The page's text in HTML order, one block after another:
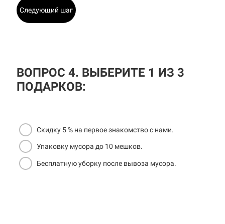
Следующий шаг
ВОПРОС 4. ВЫБЕРИТЕ 1 ИЗ 3
ПОДАРКОВ:
Скидку 5 % на первое знакомство с нами.
Упаковку мусора до 10 мешков.
Бесплатную уборку после вывоза мусора.